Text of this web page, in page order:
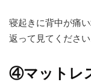
寝起きに背中が痛
返って見てください
④マットレ